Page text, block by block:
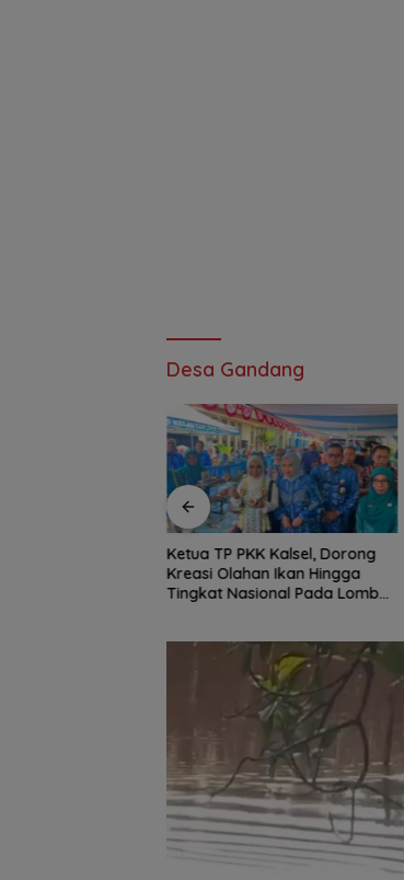
Desa Gandang
Kebakaran Dini Hari Gegerkan
Warga Kelayan B, Dua Rumah
dan Bedakan Terbakar